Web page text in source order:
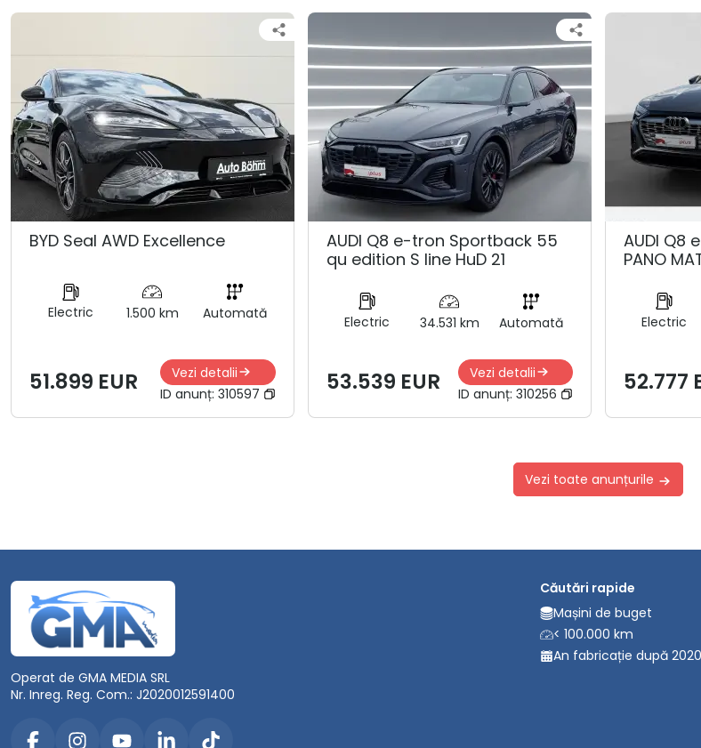
BYD Seal AWD Excellence
Electric 1.500 km Automată
51.899 EUR
Vezi detalii
ID anunț: 310597
AUDI Q8 e-tron Sportback 55
qu edition S line HuD 21
Electric 34.531 km Automată
53.539 EUR
Vezi detalii
ID anunț: 310256
AUDI Q8
PANO
Electric
52.777
Vezi toate anunțurile
Operat de GMA MEDIA SRL
Nr. Inreg. Reg. Com.: J2020012591400
Căutări rapide
Mașini de buget
< 100.000 km
An fabricație după 2020